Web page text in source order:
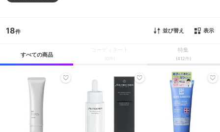
18 並び替え 表示
すべての商品
(0件)
特集
(412件)